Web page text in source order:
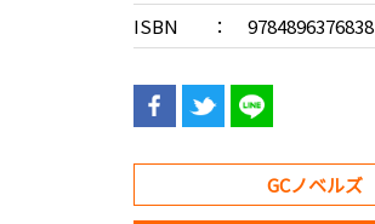
ISBN
9784896376838
GCノベルズ